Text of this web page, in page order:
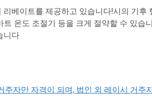
베이트를 제공하고 있습니다!시의 기후
온도 조절기 등을 크게 절약할 수 있습
니다
자만 자격이 되며, 법인 외 레이시 거주